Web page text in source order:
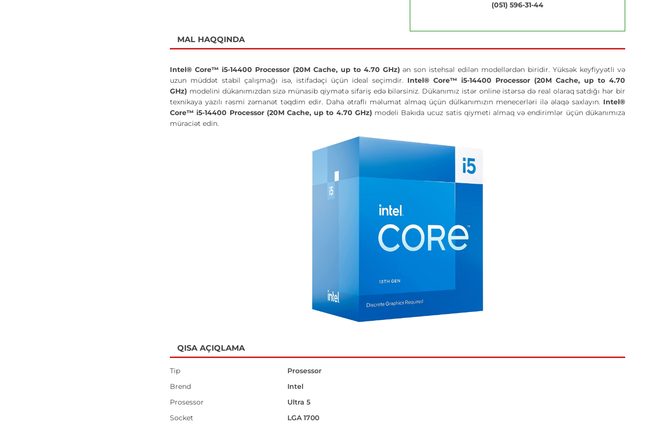
(051) 596-31-44
MAL HAQQINDA
Intel® Core™ i5-14400 Processor (20M Cache, up to 4.70 GHz)ən son istehsal edilən modellərdən biridir. Yüksək keyfiyyətli və
uzun müddət stabil çalışmağı isə, istifadəçi üçün ideal seçimdir. Intel® Core™ i5-14400 Processor (20M Cache, up to 4.70
GHz) modelini dükanımızdan sizə münasib qiymətə sifariş edə bilərsiniz. Dükanımız istər online istərsə də real olaraq satdığı hər bir
texnikaya yazılı rəsmi zəmanət təqdim edir. Daha ətraflı məlumat almaq üçün dülkanımızın menecerləri ilə əlaqə saxlayın. Intel®
Core™ i5-14400 Processor (20M Cache, up to 4.70 GHz) modeli Bakıda ucuz satis qiymeti almaq və endirimlər üçün dükanımıza
müraciət edin.
QISA AÇIQLAMA
Tip
Prosessor
Brend
Intel
Prosessor
Ultra 5
Socket
LGA 1700